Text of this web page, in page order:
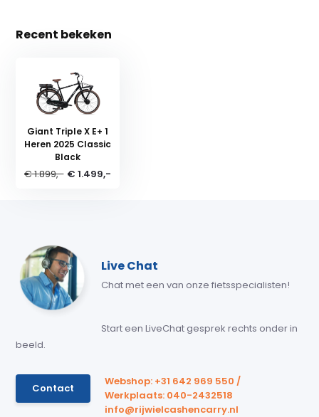
Recent bekeken
Giant Triple X E+ 1
Heren 2025 Classic
Black
€ 1.899,- € 1.499,-
Live Chat
Chat met een van onze fietsspecialisten!
Start een LiveChat gesprek rechts onder in
beeld.
Contact
Webshop: +31 642 969 550 /
Werkplaats: 040-2432518
info@rijwielcashencarry.nl